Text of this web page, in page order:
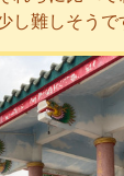
難しそうで